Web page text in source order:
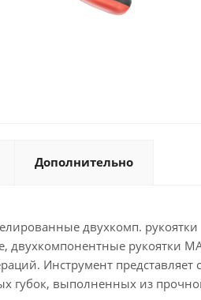
Дополнительно
двухкомп. рукоятки
рукоятки
Инструмент
губок, выполненных из